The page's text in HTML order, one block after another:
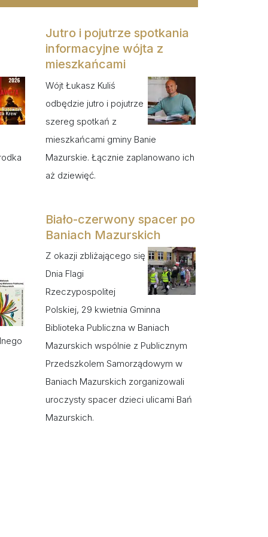
Jutro i pojutrze spotkania
informacyjne wójta z
mieszkańcami
Wójt Łukasz Kuliś
odbędzie jutro i pojutrze
szereg spotkań z
mieszkańcami gminy Banie
Mazurskie. Łącznie zaplanowano ich
aż dziewięć.
Biało-czerwony spacer po
Baniach Mazurskich
Z okazji zbliżającego się
Dnia Flagi
Rzeczypospolitej
Polskiej, 29 kwietnia Gminna
Biblioteka Publiczna w Baniach
Mazurskich wspólnie z Publicznym
Przedszkolem Samorządowym w
Baniach Mazurskich zorganizowali
uroczysty spacer dzieci ulicami Bań
Mazurskich.